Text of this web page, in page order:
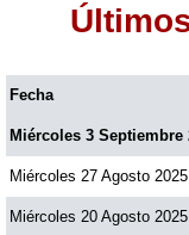
Fecha
Miércoles 3 Septiembre
Miércoles 27 Agosto 2025
Miércoles 20 Agosto 2025